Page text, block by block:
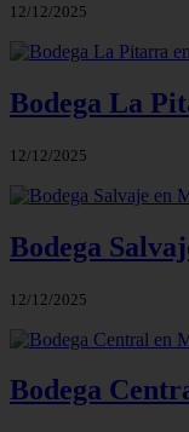
12/12/2025
Bodega La
12/12/2025
Bodega
12/12/2025
Bodega